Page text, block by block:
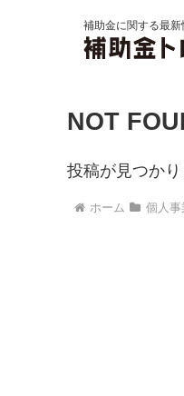
補助金に関する最新
NOT
投稿が見つかり
ホーム 個人事